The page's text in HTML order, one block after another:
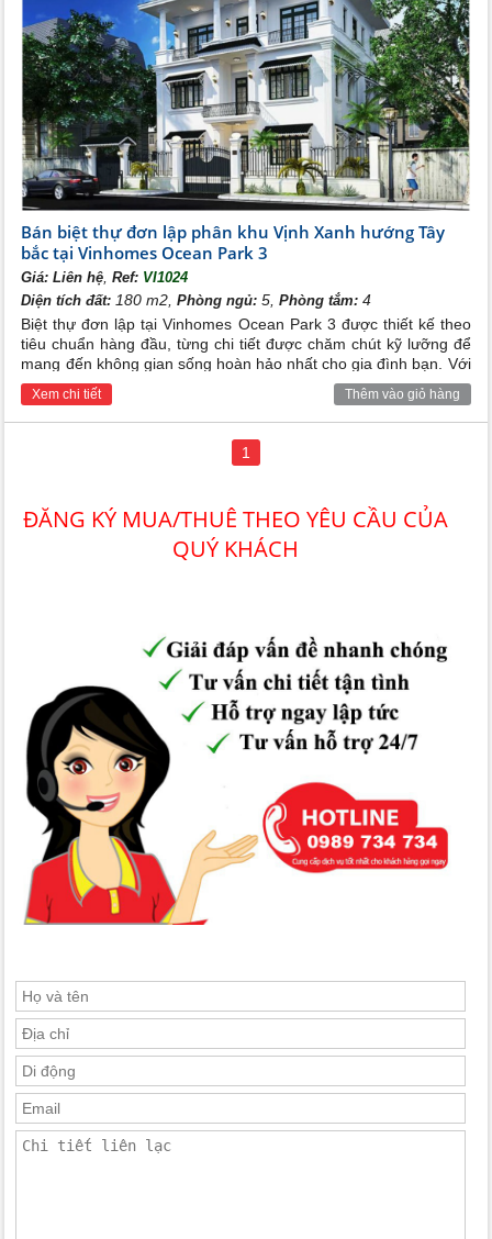
Bán biệt thự đơn lập phân khu Vịnh Xanh hướng Tây
bắc tại Vinhomes Ocean Park 3
Giá:Liên hệ ,Ref: VI1024
Diện tích đất: 180 m2,Phòng ngủ: 5,Phòng tắm: 4
Biệt thự đơn lập tại Vinhomes Ocean Park 3 được thiết kế theo
tiêu chuẩn hàng đầu, từng chi tiết được chăm chút kỹ lưỡng để
mang đến không gian sống hoàn hảo nhất cho gia đình bạn. Với
diện tích rộng rãi, mỗi căn biệt thự được xây dựng với kiến trúc
độc đáo, tối ưu hóa ánh sáng tự nhiên và không gian xanh mát
quanh năm.
Xem chi tiết Thêm vào giỏ hàng
1
ĐĂNG KÝ MUA/THUÊ THEO YÊU CẦU CỦA
QUÝ KHÁCH